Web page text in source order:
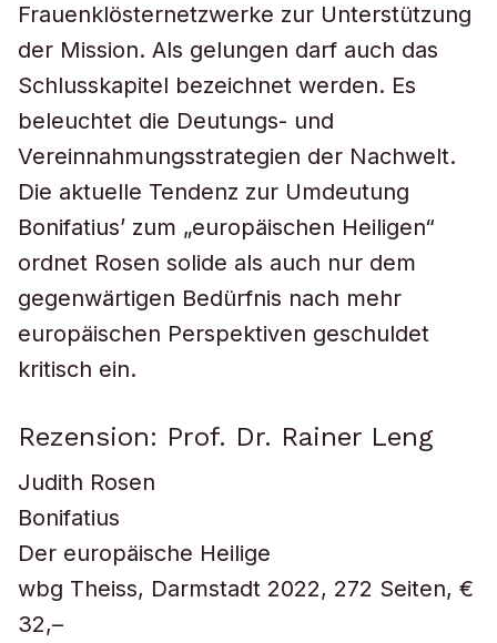
Frauenklösternetzwerke zur Unterstützung
der Mission. Als gelungen darf auch das
Schlusskapitel bezeichnet werden. Es
beleuchtet die Deutungs- und
Vereinnahmungsstrategien der Nachwelt.
Die aktuelle Tendenz zur Umdeutung
Bonifatius’ zum „europäischen Heiligen“
ordnet Rosen solide als auch nur dem
gegenwärtigen Bedürfnis nach mehr
europäischen Perspektiven geschuldet
kritisch ein.
Rezension: Prof. Dr. Rainer Leng
Judith Rosen
Bonifatius
Der europäische Heilige
wbg Theiss, Darmstadt 2022, 272 Seiten, €
32,–